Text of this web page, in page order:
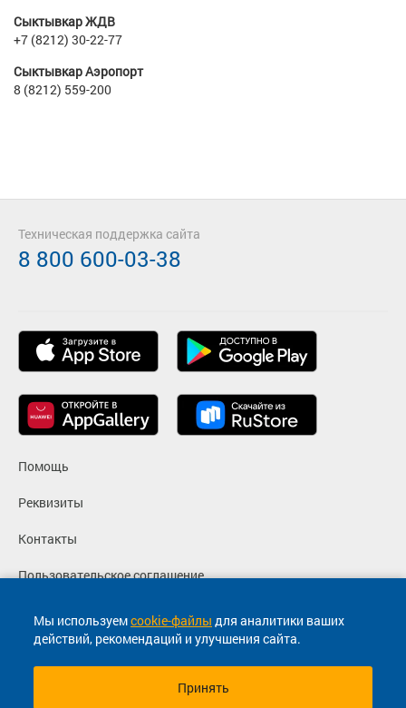
Сыктывкар ЖДВ
+7 (8212) 30-22-77
Сыктывкар Аэропорт
8 (8212) 559-200
Мы используемcookie-файлы для аналитики ваших
действий, рекомендаций и улучшения сайта.
Принять
Помощь
Реквизиты
Контакты
Пользовательское соглашение
Политика конфиденциальности
Согласие на маркетинговые сообщения
Техническая поддержка сайта
8 800 600-03-38
© 2013-2026, ООО "Капитал"- Онлайн сервис продажи